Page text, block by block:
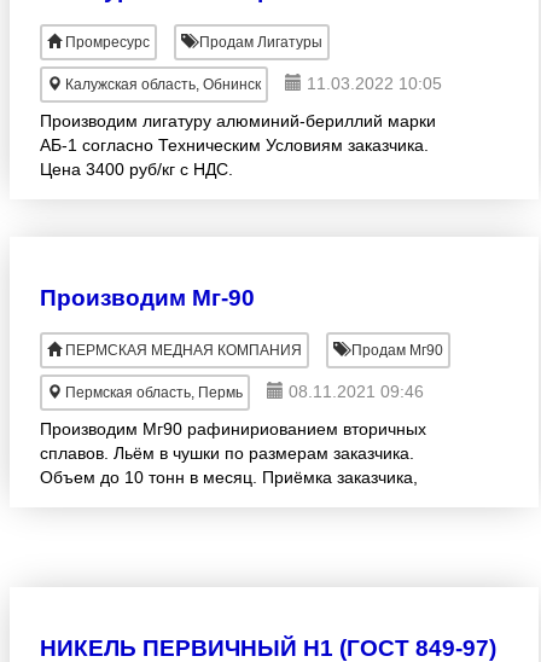
Промресурс Продам Лигатуры
Калужская область, Обнинск
11.03.2022 10:05
Производим лигатуру алюминий-бериллий марки
АБ-1 согласно Техническим Условиям заказчика.
Цена 3400 руб/кг с НДС.
Производим Мг-90
ПЕРМСКАЯ МЕДНАЯ КОМПАНИЯ Продам Мг90
Пермская область, Пермь
08.11.2021 09:46
Производим Мг90 рафинириованием вторичных
сплавов. Льём в чушки по размерам заказчика.
Объем до 10 тонн в месяц. Приёмка заказчика,
НИКЕЛЬ ПЕРВИЧНЫЙ Н1 (ГОСТ 849-97)